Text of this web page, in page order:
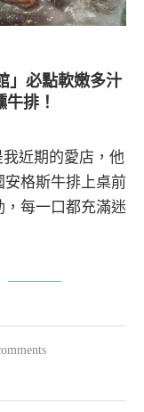
」必點軟嫩多汁
排！
我近期的愛店，他
格斯牛排上桌前
每一口都充滿迷